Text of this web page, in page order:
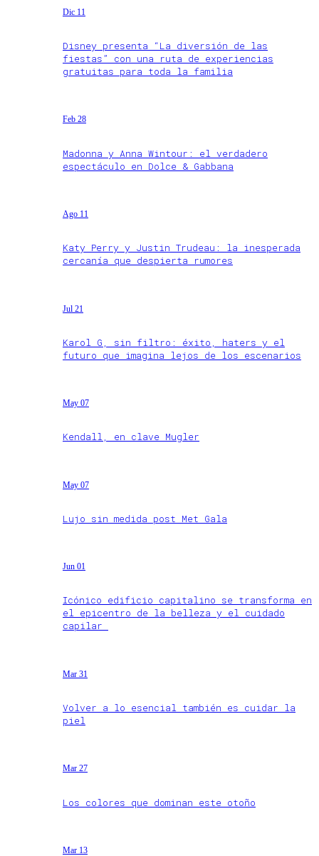
Dic 11
Disney presenta “La diversión de las
fiestas” con una ruta de experiencias
gratuitas para toda la familia
Feb 28
Madonna y Anna Wintour: el verdadero
espectáculo en Dolce & Gabbana
Ago 11
Katy Perry y Justin Trudeau: la inesperada
cercanía que despierta rumores
Jul 21
Karol G, sin filtro: éxito, haters y el
futuro que imagina lejos de los escenarios
May 07
Kendall, en clave Mugler
May 07
Lujo sin medida post Met Gala
Jun 01
Icónico edificio capitalino se transforma en
el epicentro de la belleza y el cuidado
capilar
Mar 31
Volver a lo esencial también es cuidar la
piel
Mar 27
Los colores que dominan este otoño
Mar 13